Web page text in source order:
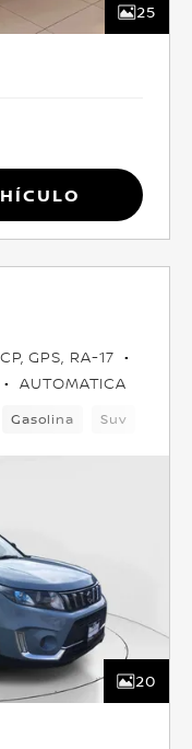
25
GPS, RA-17
AUTOMATICA
Gasolina Suv
20